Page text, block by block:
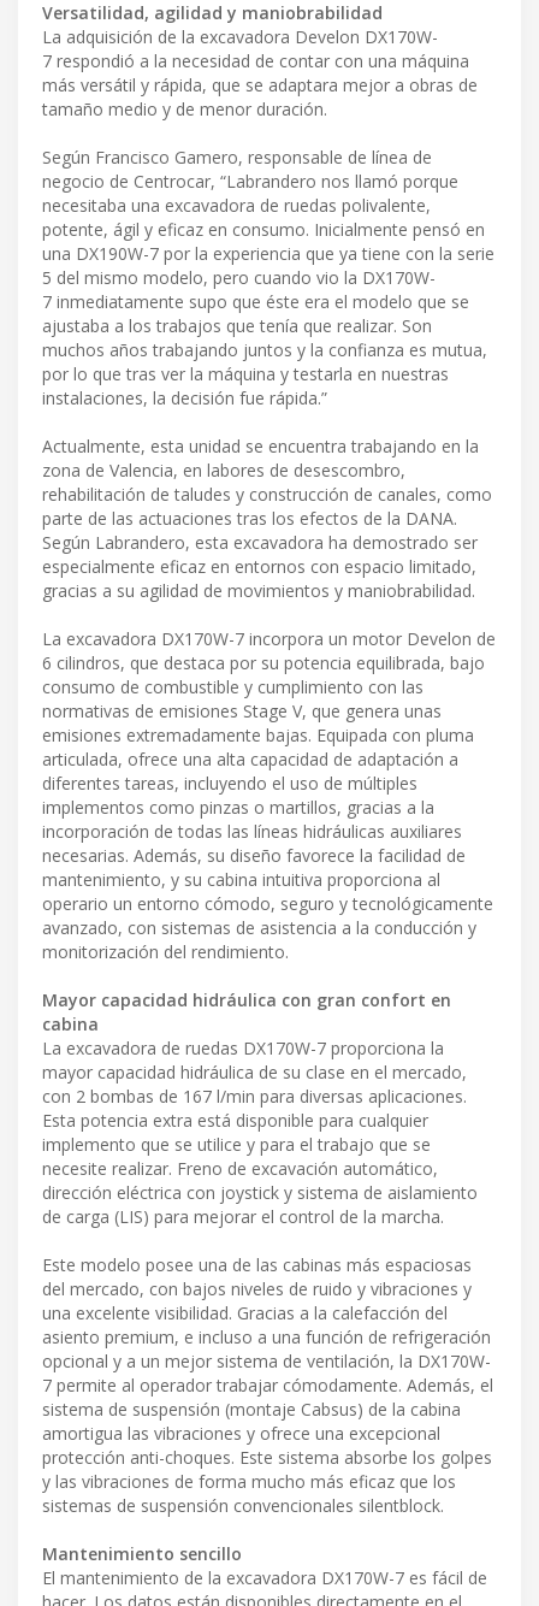
Versatilidad, agilidad y maniobrabilidad
La adquisición de la excavadora Develon DX170W-
7 respondió a la necesidad de contar con una máquina
más versátil y rápida, que se adaptara mejor a obras de
tamaño medio y de menor duración.
Según Francisco Gamero, responsable de línea de
negocio de Centrocar, “Labrandero nos llamó porque
necesitaba una excavadora de ruedas polivalente,
potente, ágil y eficaz en consumo. Inicialmente pensó en
una DX190W-7 por la experiencia que ya tiene con la serie
5 del mismo modelo, pero cuando vio la DX170W-
7 inmediatamente supo que éste era el modelo que se
ajustaba a los trabajos que tenía que realizar. Son
muchos años trabajando juntos y la confianza es mutua,
por lo que tras ver la máquina y testarla en nuestras
instalaciones, la decisión fue rápida.”
Actualmente, esta unidad se encuentra trabajando en la
zona de Valencia, en labores de desescombro,
rehabilitación de taludes y construcción de canales, como
parte de las actuaciones tras los efectos de la DANA.
Según Labrandero, esta excavadora ha demostrado ser
especialmente eficaz en entornos con espacio limitado,
gracias a su agilidad de movimientos y maniobrabilidad.
La excavadora DX170W-7 incorpora un motor Develon de
6 cilindros, que destaca por su potencia equilibrada, bajo
consumo de combustible y cumplimiento con las
normativas de emisiones Stage V, que genera unas
emisiones extremadamente bajas. Equipada con pluma
articulada, ofrece una alta capacidad de adaptación a
diferentes tareas, incluyendo el uso de múltiples
implementos como pinzas o martillos, gracias a la
incorporación de todas las líneas hidráulicas auxiliares
necesarias. Además, su diseño favorece la facilidad de
mantenimiento, y su cabina intuitiva proporciona al
operario un entorno cómodo, seguro y tecnológicamente
avanzado, con sistemas de asistencia a la conducción y
monitorización del rendimiento.
Mayor capacidad hidráulica con gran confort en
cabina
La excavadora de ruedas DX170W-7 proporciona la
mayor capacidad hidráulica de su clase en el mercado,
con 2 bombas de 167 l/min para diversas aplicaciones.
Esta potencia extra está disponible para cualquier
implemento que se utilice y para el trabajo que se
necesite realizar. Freno de excavación automático,
dirección eléctrica con joystick y sistema de aislamiento
de carga (LIS) para mejorar el control de la marcha.
Este modelo posee una de las cabinas más espaciosas
del mercado, con bajos niveles de ruido y vibraciones y
una excelente visibilidad. Gracias a la calefacción del
asiento premium, e incluso a una función de refrigeración
opcional y a un mejor sistema de ventilación, la DX170W-
7 permite al operador trabajar cómodamente. Además, el
sistema de suspensión (montaje Cabsus) de la cabina
amortigua las vibraciones y ofrece una excepcional
protección anti-choques. Este sistema absorbe los golpes
y las vibraciones de forma mucho más eficaz que los
sistemas de suspensión convencionales silentblock.
Mantenimiento sencillo
El mantenimiento de la excavadora DX170W-7 es fácil de